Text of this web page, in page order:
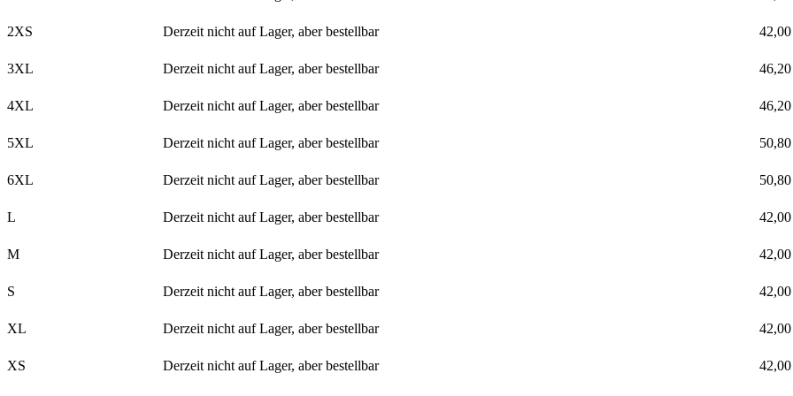
2XS Derzeit nicht auf Lager, aber bestellbar 42,00
3XL Derzeit nicht auf Lager, aber bestellbar 46,20
4XL Derzeit nicht auf Lager, aber bestellbar 46,20
5XL Derzeit nicht auf Lager, aber bestellbar 50,80
6XL Derzeit nicht auf Lager, aber bestellbar 50,80
L Derzeit nicht auf Lager, aber bestellbar 42,00
M Derzeit nicht auf Lager, aber bestellbar 42,00
S Derzeit nicht auf Lager, aber bestellbar 42,00
XL Derzeit nicht auf Lager, aber bestellbar 42,00
XS Derzeit nicht auf Lager, aber bestellbar 42,00